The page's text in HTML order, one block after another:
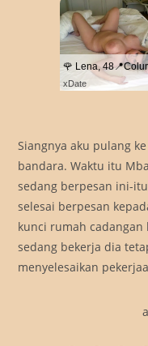
xDate
Siangnya aku pulang
bandara. Waktu itu
sedang berpesan ini-
selesai berpesan
kunci rumah cadangan
sedang bekerja dia
menyelesaikan